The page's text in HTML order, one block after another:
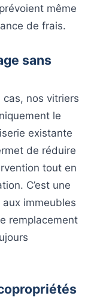
même
de frais.
sans
nos vitriers
le
existante
de réduire
tout en
C’est une
immeubles
remplacement